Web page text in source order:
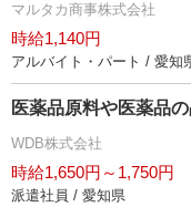
マルタカ商事株式会社
時給1,140円
アルバイト・パート / 愛知
医薬品原料や医薬品
WDB株式会社
時給1,650円～1,750円
派遣社員 / 愛知県